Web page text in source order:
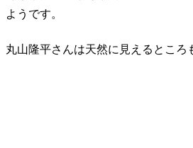
ようです。
丸山隆平さんは天然に見えるところ